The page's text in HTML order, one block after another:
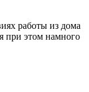
работы из дома
при этом намного